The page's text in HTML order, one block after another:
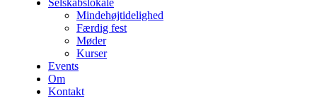
Selskabslokale
Mindehøjtidelighed
Færdig fest
Møder
Kurser
Events
Om
Kontakt